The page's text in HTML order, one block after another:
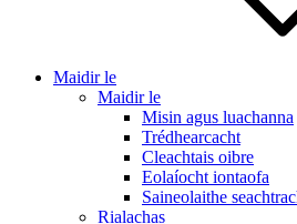
Maidir le
Maidir le
Misin agus luachanna
Trédhearcacht
Cleachtais oibre
Eolaíocht iontaofa
Saineolaithe
Rialachas